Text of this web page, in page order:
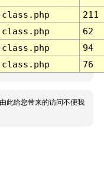
211
62
94
76
此给您带来的访问不便我